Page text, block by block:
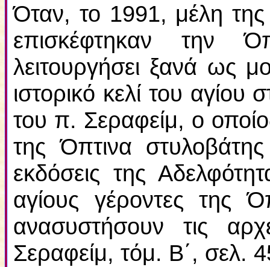
Όταν, το 1991, μέλη
επισκέφτηκαν την
λειτουργήσει ξανά ως
ιστορικό κελί του
του π. Σεραφείμ, ο
της Όπτινα
εκδόσεις της
αγίους γέροντες της
ανασυστήσουν τις
Σεραφείμ, τόμ. Β΄, σελ.